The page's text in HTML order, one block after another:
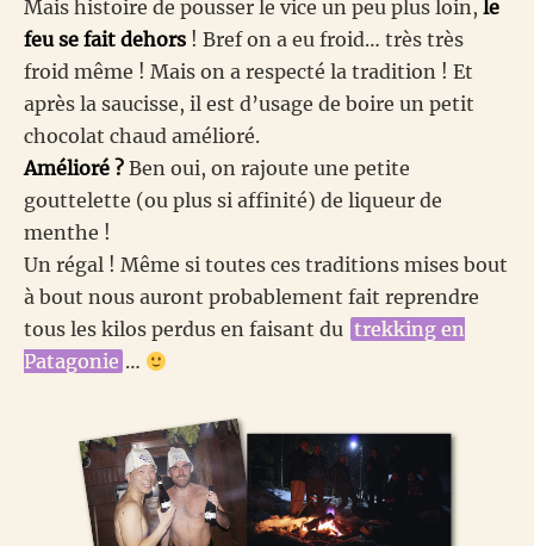
Mais histoire de pousser le vice un peu plus loin, le
feu se fait dehors ! Bref on a eu froid… très très
froid même ! Mais on a respecté la tradition ! Et
après la saucisse, il est d’usage de boire un petit
chocolat chaud amélioré.
Amélioré ? Ben oui, on rajoute une petite
gouttelette (ou plus si affinité) de liqueur de
menthe !
Un régal ! Même si toutes ces traditions mises bout
à bout nous auront probablement fait reprendre
tous les kilos perdus en faisant du trekking en
Patagonie …